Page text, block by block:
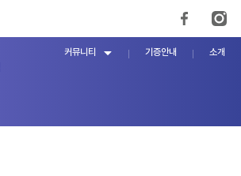
커뮤니티 기증안내 소개